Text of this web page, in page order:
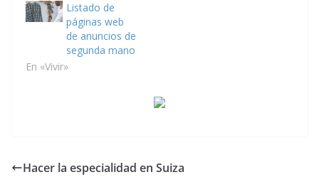
Listado de
páginas web
de anuncios de
segunda mano
En «Vivir»
Hacer la especialidad en Suiza